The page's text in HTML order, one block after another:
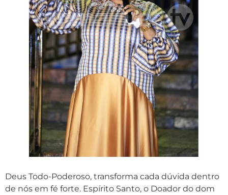
Deus Todo-Poderoso, transforma cada dúvida dentro
de nós em fé forte. Espírito Santo, o Doador do dom